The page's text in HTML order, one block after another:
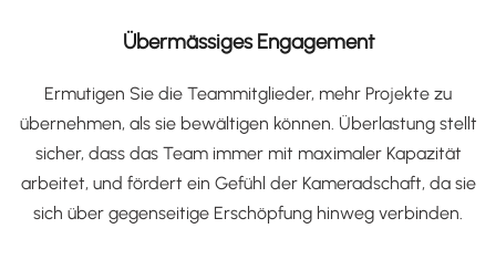
Übermässiges Engagement
Ermutigen Sie die Teammitglieder, mehr Projekte zu
übernehmen, als sie bewältigen können. Überlastung stellt
sicher, dass das Team immer mit maximaler Kapazität
arbeitet, und fördert ein Gefühl der Kameradschaft, da sie
sich über gegenseitige Erschöpfung hinweg verbinden.